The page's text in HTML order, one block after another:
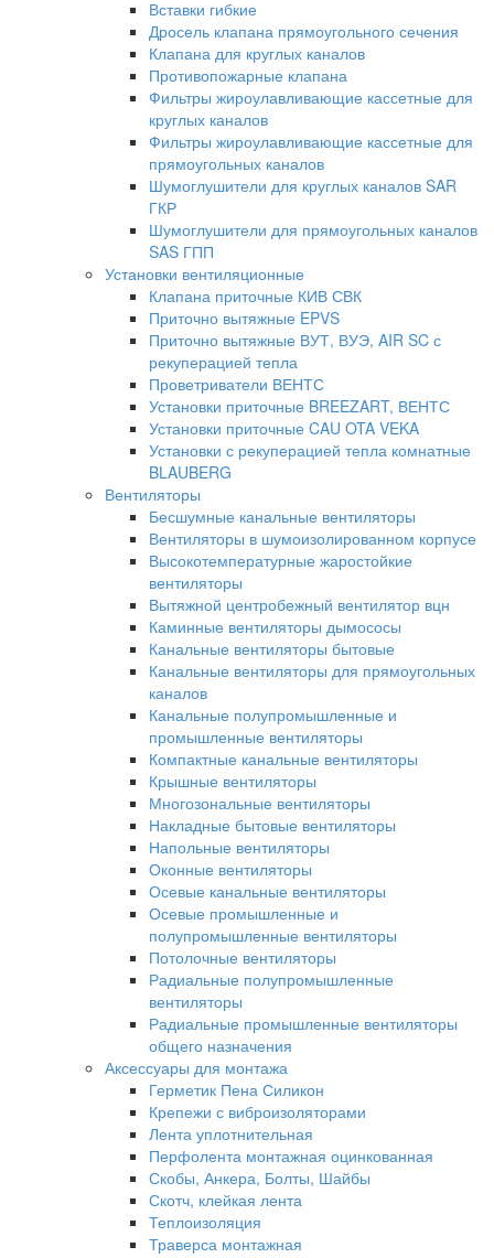
Вставки гибкие
Дросель клапана прямоугольного сечения
Клапана для круглых каналов
Противопожарные клапана
Фильтры жироулавливающие кассетные для
круглых каналов
Фильтры жироулавливающие кассетные для
прямоугольных каналов
Шумоглушители для круглых каналов SAR
ГКР
Шумоглушители для прямоугольных каналов
SAS ГПП
Установки вентиляционные
Клапана приточные КИВ СВК
Приточно вытяжные EPVS
Приточно вытяжные ВУТ, ВУЭ, AIR SC с
рекуперацией тепла
Проветриватели ВЕНТС
Установки приточные BREEZART, ВЕНТС
Установки приточные CAU OTA VEKA
Установки с рекуперацией тепла комнатные
BLAUBERG
Вентиляторы
Бесшумные канальные вентиляторы
Вентиляторы в шумоизолированном корпусе
Высокотемпературные жаростойкие
вентиляторы
Вытяжной центробежный вентилятор вцн
Каминные вентиляторы дымососы
Канальные вентиляторы бытовые
Канальные вентиляторы для прямоугольных
каналов
Канальные полупромышленные и
промышленные вентиляторы
Компактные канальные вентиляторы
Крышные вентиляторы
Многозональные вентиляторы
Накладные бытовые вентиляторы
Напольные вентиляторы
Оконные вентиляторы
Осевые канальные вентиляторы
Осевые промышленные и
полупромышленные вентиляторы
Потолочные вентиляторы
Радиальные полупромышленные
вентиляторы
Радиальные промышленные вентиляторы
общего назначения
Аксессуары для монтажа
Герметик Пена Силикон
Крепежи с виброизоляторами
Лента уплотнительная
Перфолента монтажная оцинкованная
Скобы, Анкера, Болты, Шайбы
Скотч, клейкая лента
Теплоизоляция
Траверса монтажная